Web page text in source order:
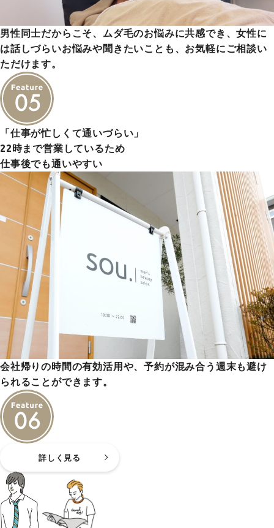
男性同士だからこそ、ムダ毛のお悩みに共感でき、女性に
は話しづらいお悩みや聞きたいことも、お気軽にご相談い
ただけます。
「仕事が忙しくて通いづらい」
22時まで営業しているため
仕事後でも通いやすい
会社帰りの時間の有効活用や、予約が混み合う週末も避け
られることができます。
詳しく見る